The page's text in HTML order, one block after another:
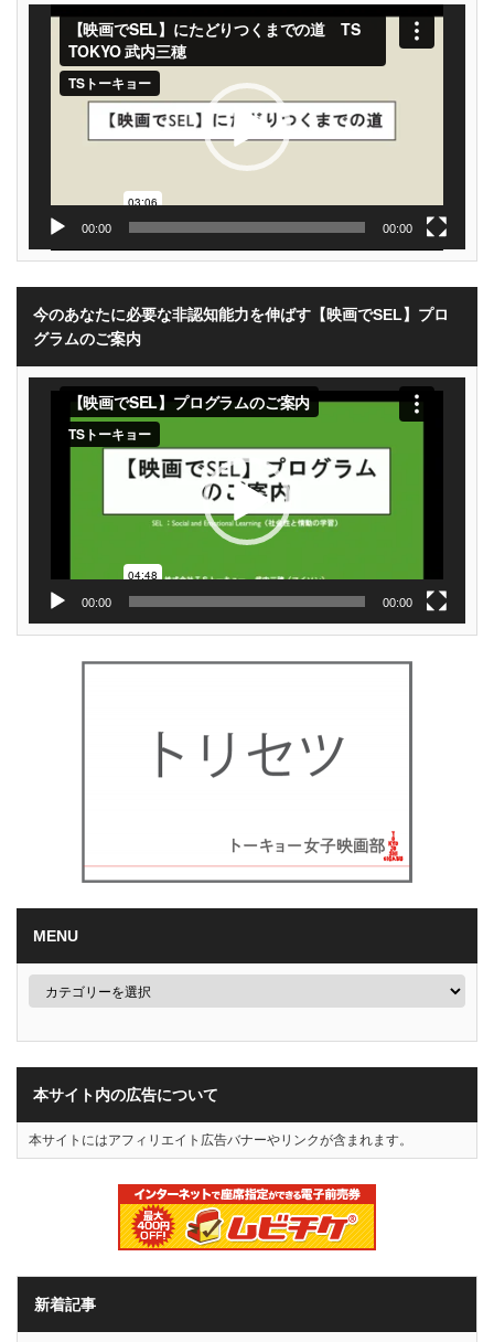
動
00:00 00:00
今のあなたに必要な非認知能力を伸ばす【映画でSEL】プロ
グラムのご案内
00:00 00:00
MENU
本サイト内の広告について
本サイトにはアフィリエイト広告バナーやリンクが含まれます。
新着記事